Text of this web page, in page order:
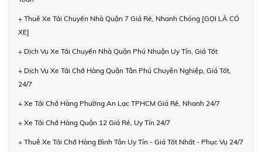
+ Thuê Xe Tải Chuyển Nhà Quận 7 Giá Rẻ, Nhanh Chóng [GỌI LÀ CÓ
XE]
+ Dịch Vụ Xe Tải Chuyển Nhà Quận Phú Nhuận Uy Tín, Giá Tốt
+ Dịch Vụ Xe Tải Chở Hàng Quận Tân Phú Chuyên Nghiệp, Giá Tốt,
24/7
+ Xe Tải Chở Hàng Phường An Lạc TPHCM Giá Rẻ, Nhanh 24/7
+ Xe Tải Chở Hàng Quận 12 Giá Rẻ, Uy Tín 24/7
+ Thuê Xe Tải Chở Hàng Bình Tân Uy Tín - Giá Tốt Nhất - Phục Vụ 24/7